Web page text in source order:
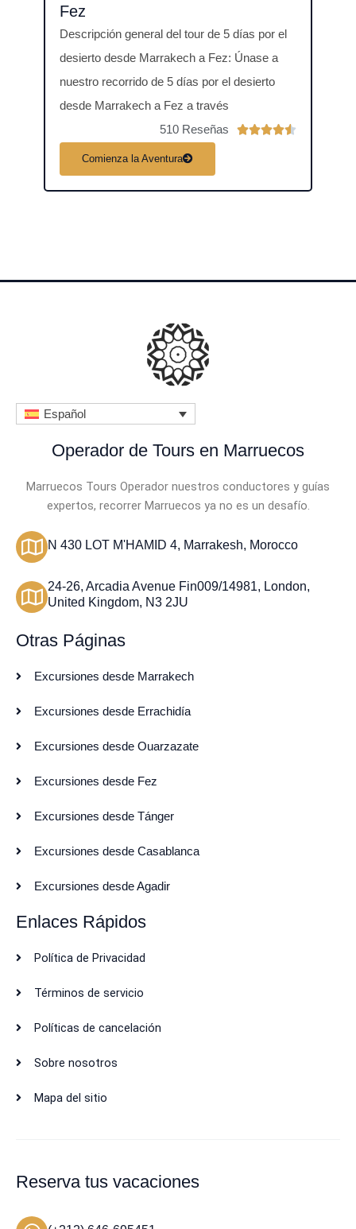
Fez
Descripción general del tour de 5 días por el
desierto desde Marrakech a Fez: Únase a
nuestro recorrido de 5 días por el desierto
desde Marrakech a Fez a través
510 Reseñas

e
5
Comienza la Aventura
Español
Operador de Tours en Marruecos
Marruecos Tours Operador nuestros conductores y guías
expertos, recorrer Marruecos ya no es un desafío.
N 430 LOT M'HAMID 4, Marrakesh, Morocco
24-26, Arcadia Avenue Fin009/14981, London,
United Kingdom, N3 2JU
Otras Páginas
Excursiones desde Marrakech
Excursiones desde Errachidía
Excursiones desde Ouarzazate
Excursiones desde Fez
Excursiones desde Tánger
Excursiones desde Casablanca
Excursiones desde Agadir
Enlaces Rápidos
Política de Privacidad
Términos de servicio
Políticas de cancelación
Sobre nosotros
Mapa del sitio
Reserva tus vacaciones